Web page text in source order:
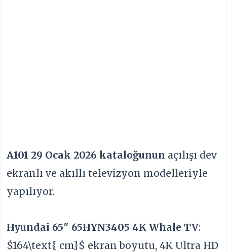
A101 29 Ocak 2026 kataloğunun açılışı dev
ekranlı ve akıllı televizyon modelleriyle
yapılıyor.
Hyundai 65″ 65HYN3405 4K Whale TV:
$164\text{ cm}$ ekran boyutu, 4K Ultra HD